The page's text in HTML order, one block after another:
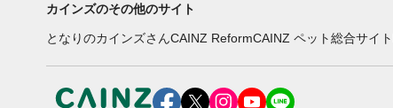
カインズのその他のサイト
となりのカインズさんCAINZ ReformCAINZ ペット総合サイト